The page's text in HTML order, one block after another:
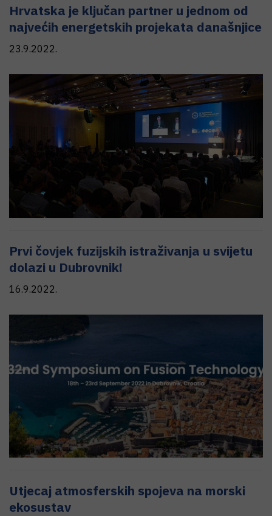
Hrvatska je ključan partner u jednom od
najvećih energetskih projekata današnjice
23.9.2022.
Prvi čovjek fuzijskih istraživanja u svijetu
dolazi u Dubrovnik!
16.9.2022.
Utjecaj atmosferskih spojeva na morski
ekosustav